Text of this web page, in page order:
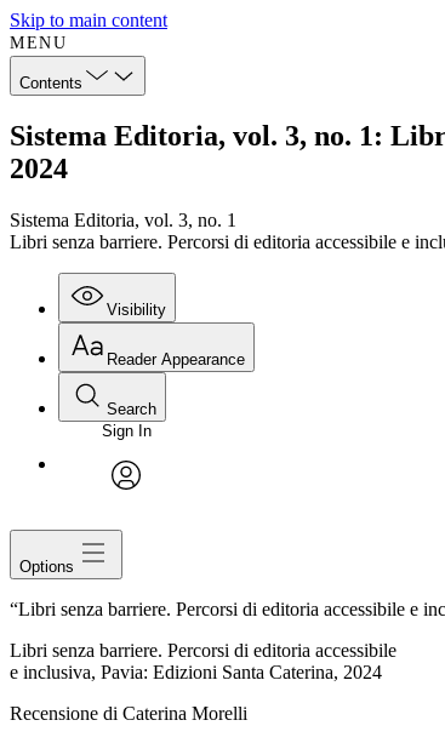
Skip to main content
MENU
Contents
Sistema Editoria, vol. 3, no. 1:
2024
Sistema Editoria, vol. 3, no. 1
Libri senza barriere. Percorsi di editoria accessibile e
Visibility
Reader Appearance
Search
Sign In
Options
“Libri senza barriere. Percorsi di editoria accessibile e
Libri senza barriere. Percorsi di editoria accessibile
e inclusiva, Pavia: Edizioni Santa Caterina, 2024
Recensione di Caterina Morelli